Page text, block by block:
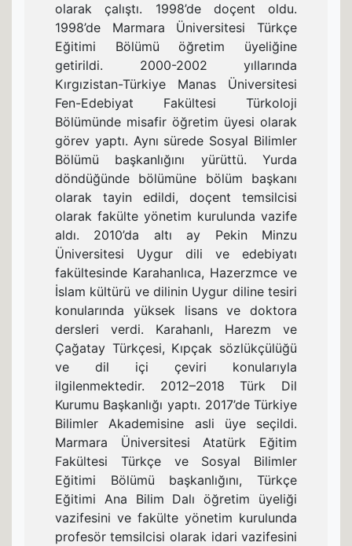
olarak çalıştı. 1998’de doçent oldu.
1998’de Marmara Üniversitesi Türkçe
Eğitimi Bölümü öğretim üyeliğine
getirildi. 2000-2002 yıllarında
Kırgızistan-Türkiye Manas Üniversitesi
Fen-Edebiyat Fakültesi Türkoloji
Bölümünde misafir öğretim üyesi olarak
görev yaptı. Aynı sürede Sosyal Bilimler
Bölümü başkanlığını yürüttü. Yurda
döndüğünde bölümüne bölüm başkanı
olarak tayin edildi, doçent temsilcisi
olarak fakülte yönetim kurulunda vazife
aldı. 2010’da altı ay Pekin Minzu
Üniversitesi Uygur dili ve edebiyatı
fakültesinde Karahanlıca, Hazerzmce ve
İslam kültürü ve dilinin Uygur diline tesiri
konularında yüksek lisans ve doktora
dersleri verdi. Karahanlı, Harezm ve
Çağatay Türkçesi, Kıpçak sözlükçülüğü
ve dil içi çeviri konularıyla
ilgilenmektedir. 2012–2018 Türk Dil
Kurumu Başkanlığı yaptı. 2017’de Türkiye
Bilimler Akademisine asli üye seçildi.
Marmara Üniversitesi Atatürk Eğitim
Fakültesi Türkçe ve Sosyal Bilimler
Eğitimi Bölümü başkanlığını, Türkçe
Eğitimi Ana Bilim Dalı öğretim üyeliği
vazifesini ve fakülte yönetim kurulunda
profesör temsilcisi olarak idari vazifesini